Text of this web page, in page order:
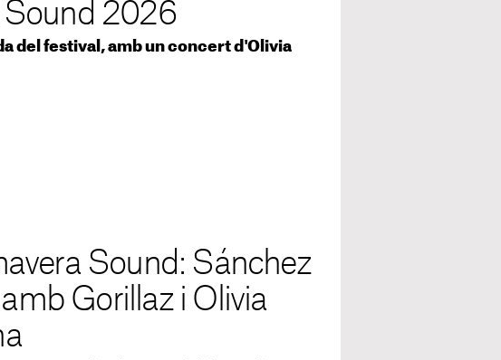
Sound 2026
del festival, amb un concert d'Olivia
Sound: Sánchez
Gorillaz i Olivia